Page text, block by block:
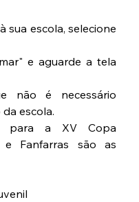
sua escola, selecione
e aguarde a tela
não é necessário
escola.
para a XV Copa
e Fanfarras são as